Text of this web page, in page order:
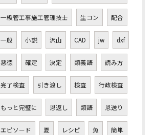
一級管工事施工管理技士 生コン 配合
一般 小説 沢山 CAD jw dxf
悪徳 確定 決定 類義語 読み方
完了検査 引き渡し 検査 行政検査
もっと完璧に 恩返し 類語 恩送り
エピソード 夏 レシピ 魚 簡単